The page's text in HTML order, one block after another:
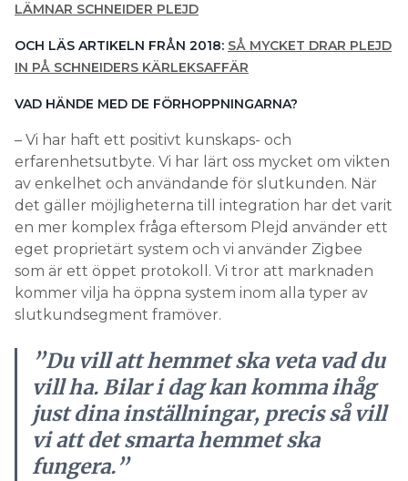
LÄMNAR SCHNEIDER PLEJD
OCH LÄS ARTIKELN FRÅN 2018: SÅ MYCKET DRAR PLEJD
IN PÅ SCHNEIDERS KÄRLEKSAFFÄR
VAD HÄNDE MED DE FÖRHOPPNINGARNA?
– Vi har haft ett positivt kunskaps- och
erfarenhetsutbyte. Vi har lärt oss mycket om vikten
av enkelhet och användande för slutkunden. När
det gäller möjligheterna till integration har det varit
en mer komplex fråga eftersom Plejd använder ett
eget proprietärt system och vi använder Zigbee
som är ett öppet protokoll. Vi tror att marknaden
kommer vilja ha öppna system inom alla typer av
slutkundsegment framöver.
”Du vill att hemmet ska veta vad du
vill ha. Bilar i dag kan komma ihåg
just dina inställningar, precis så vill
vi att det smarta hemmet ska
fungera.”